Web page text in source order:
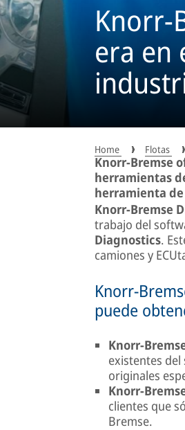
Knorr-
era en
Home Flotas
Knorr-Bremse
herramientas
herramienta
Knorr-Bremse
trabajo del
Diagnostics.
camiones y
Knorr-
puede
Knorr-
existentes
originales
Knorr-
clientes que
Bremse.